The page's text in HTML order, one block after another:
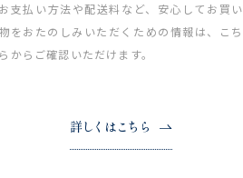
お支払い方法や配送料など、安心してお買い
物をおたのしみいただくための情報は、こち
らからご確認いただけます。
詳しくはこちら